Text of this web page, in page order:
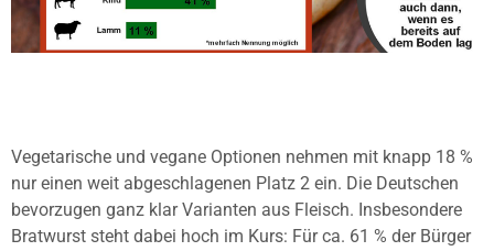
Vegetarische und vegane Optionen nehmen mit knapp 18 %
nur einen weit abgeschlagenen Platz 2 ein. Die Deutschen
bevorzugen ganz klar Varianten aus Fleisch. Insbesondere
Bratwurst steht dabei hoch im Kurs: Für ca. 61 % der Bürger